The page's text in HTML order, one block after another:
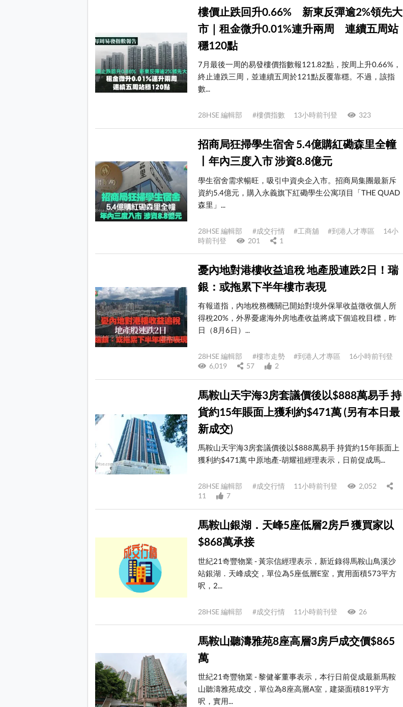
樓價止跌回升0.66% 新東反彈逾2%領先大
市｜租金微升0.01%連升兩周 連續五周站
穩120點
7月最後一周的易發樓價指數報121.82點，按周上升0.66%，
終止連跌三周，並連續五周於121點反覆靠穩。不過，該指
數...
28HSE 編輯部 #樓價指數 13小時前刊登 323
招商局狂掃學生宿舍 5.4億購紅磡森里全幢
丨年內三度入市 涉資8.8億元
學生宿舍需求暢旺，吸引中資央企入市。招商局集團最新斥
資約5.4億元，購入永義旗下紅磡學生公寓項目「THE QUAD
森里」...
28HSE 編輯部 #成交行情 #工商舖 #到港人才專區 14小
時前刊登
201 1
憂內地對港樓收益追稅 地產股連跌2日！瑞
銀：或拖累下半年樓市表現
有報道指，內地稅務機關已開始對境外保單收益徵收個人所
得稅20%，外界憂慮海外房地產收益將成下個追稅目標，昨
日（8月6日）...
28HSE 編輯部 #樓市走勢 #到港人才專區 16小時前刊登
6,019
57 2
馬鞍山天宇海3房套議價後以$888萬易手 持
貨約15年賬面上獲利約$471萬 (另有本日最
新成交)
馬鞍山天宇海3房套議價後以$888萬易手 持貨約15年賬面上
獲利約$471萬 中原地產-胡耀祖經理表示，日前促成馬...
28HSE 編輯部 #成交行情 11小時前刊登
2,052
11
7
馬鞍山銀湖．天峰5座低層2房戶 獲買家以
$868萬承接
世紀21奇豐物業 - 黃宗信經理表示，新近錄得馬鞍山鳥溪沙
站銀湖．天峰成交，單位為5座低層E室，實用面積573平方
呎，2...
28HSE 編輯部 #成交行情 11小時前刊登 26
馬鞍山聽濤雅苑8座高層3房戶成交價$865
萬
世紀21奇豐物業 - 黎健峯董事表示，本行日前促成最新馬鞍
山聽濤雅苑成交，單位為8座高層A室，建築面積819平方
呎，實用...